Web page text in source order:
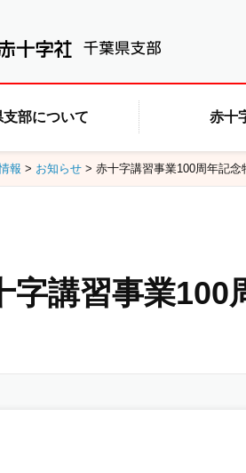
支部について 赤十
報 > お知らせ > 赤十字講習事業100周年記
字講習事業100